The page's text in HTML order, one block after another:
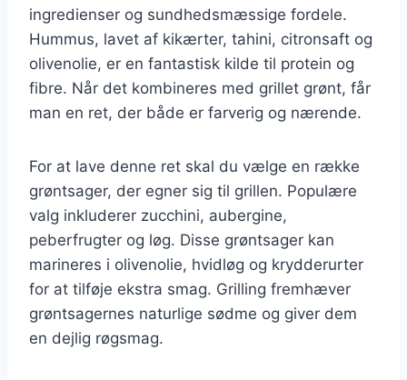
ingredienser og sundhedsmæssige fordele.
Hummus, lavet af kikærter, tahini, citronsaft og
olivenolie, er en fantastisk kilde til protein og
fibre. Når det kombineres med grillet grønt, får
man en ret, der både er farverig og nærende.
For at lave denne ret skal du vælge en række
grøntsager, der egner sig til grillen. Populære
valg inkluderer zucchini, aubergine,
peberfrugter og løg. Disse grøntsager kan
marineres i olivenolie, hvidløg og krydderurter
for at tilføje ekstra smag. Grilling fremhæver
grøntsagernes naturlige sødme og giver dem
en dejlig røgsmag.